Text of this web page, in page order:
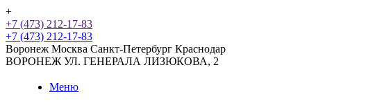
+
+7 (473) 212-17-83
+7 (473) 212-17-83
Воронеж Москва Санкт-Петербург Краснодар
ВОРОНЕЖ УЛ. ГЕНЕРАЛА ЛИЗЮКОВА, 2
Меню